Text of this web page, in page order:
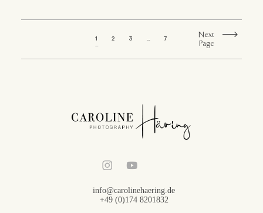
1 2 3 … 7
Next
Page
info@carolinehaering.de
+49 (0)174 8201832